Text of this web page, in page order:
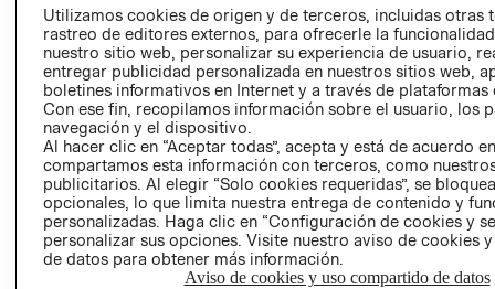
Y ÉTICA (INGLÉS)
PETICIONES
QUEJAS Y
RECLAMOS
Colombia ($)
CAMBIAR REGIÓN
Utilizamos cookies de origen y de terceros, incluidas otras
rastreo de editores externos, para ofrecerle la
nuestro sitio web, personalizar su experiencia de usuario,
entregar publicidad personalizada en nuestros sitios web,
boletines informativos en Internet y a través de plataformas
Con ese fin, recopilamos información sobre el usuario, los
navegación y el dispositivo.
Al hacer clic en “Aceptar todas”, acepta y está de acuerdo
compartamos esta información con terceros, como
publicitarios. Al elegir “Solo cookies requeridas”, se
opcionales, lo que limita nuestra entrega de contenido y
personalizadas. Haga clic en “Configuración de cookies y
personalizar sus opciones. Visite nuestro aviso de cookies
de datos para obtener más información.
Aviso de cookies y uso compartido de datos